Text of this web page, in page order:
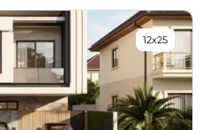
12x25